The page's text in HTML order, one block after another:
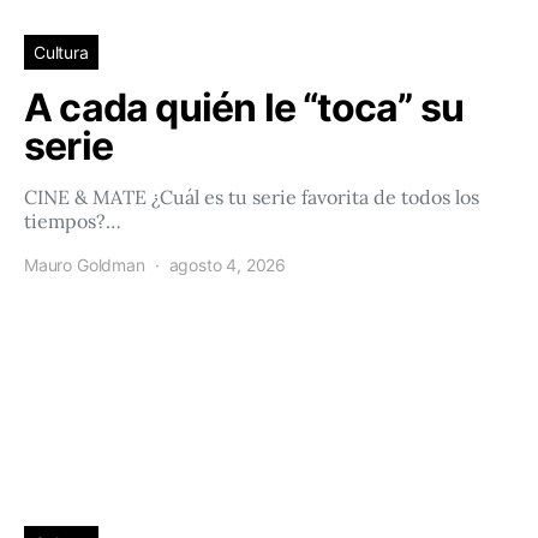
Cultura
A cada quién le “toca” su
serie
CINE & MATE ¿Cuál es tu serie favorita de todos los
tiempos?…
Mauro Goldman agosto 4, 2026